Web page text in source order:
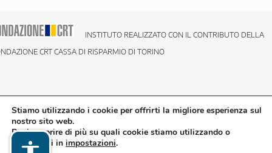
INSTITUTO REALIZZATO CON IL CONTRIBUTO DELLA
CRT CASSA DI RISPARMIO DI TORINO
Stiamo utilizzando i cookie per offrirti la migliore esperienza sul
nostro sito web.
Puoi scoprire di più su quali cookie stiamo utilizzando o
disattivarli in impostazioni.